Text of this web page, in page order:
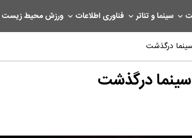
سینما و تئاتر فناوری اطلاعات ورزشمحیط زیست
درگذشت
درگذشت